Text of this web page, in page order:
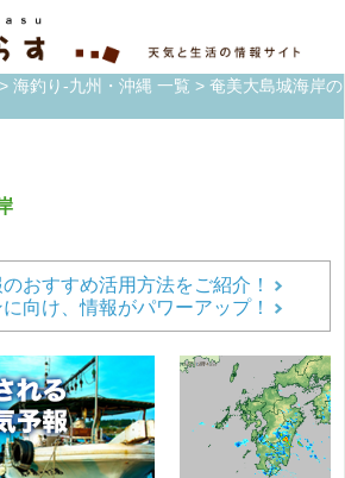
> 海釣り-九州・沖縄 一覧 > 奄美大島城海岸の
おすすめ活用方法をご紹介！
向け、情報がパワーアップ！